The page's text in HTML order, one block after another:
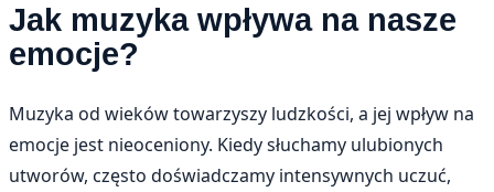
Jak muzyka wpływa na nasze
emocje?
Muzyka od wieków towarzyszy ludzkości, a jej wpływ na
emocje jest nieoceniony. Kiedy słuchamy ulubionych
utworów, często doświadczamy intensywnych uczuć,